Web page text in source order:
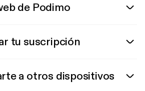
de Podimo
tu suscripción
a otros dispositivos